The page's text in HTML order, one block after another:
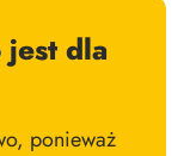
dla
ponieważ